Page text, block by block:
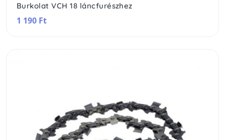
Burkolat VCH 18 láncfurészhez
1 190 Ft